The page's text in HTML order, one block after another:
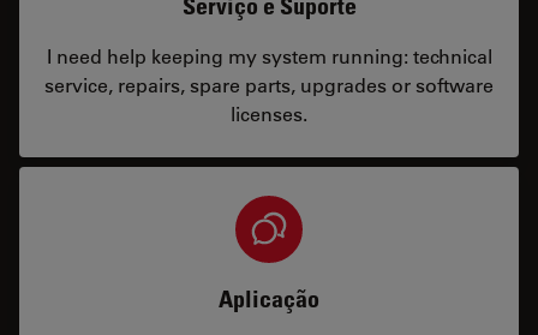
Serviço e Suporte
I need help keeping my system running: technical
service, repairs, spare parts, upgrades or software
licenses.
Aplicação